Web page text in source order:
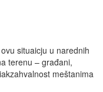
situaicju u narednih
terenu – građani,
meštanima